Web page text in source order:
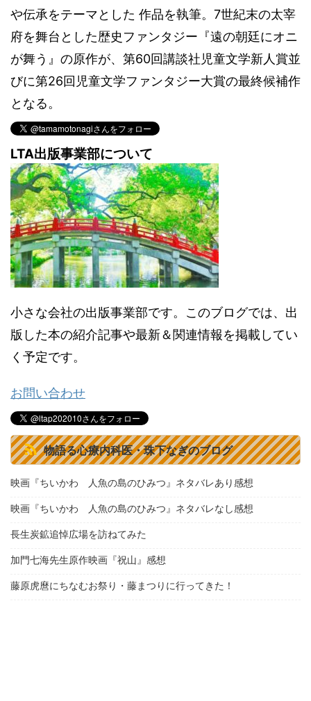
や伝承をテーマとした 作品を執筆。7世紀末の太宰
府を舞台とした歴史ファンタジー『遠の朝廷にオニ
が舞う』の原作が、第60回講談社児童文学新人賞並
びに第26回児童文学ファンタジー大賞の最終候補作
となる。
LTA出版事業部について
小さな会社の出版事業部です。このブログでは、出
版した本の紹介記事や最新＆関連情報を掲載してい
く予定です。
お問い合わせ
物語る心療内科医・珠下なぎのブログ
映画『ちいかわ 人魚の島のひみつ』ネタバレあり感想
映画『ちいかわ 人魚の島のひみつ』ネタバレなし感想
長生炭鉱追悼広場を訪ねてみた
加門七海先生原作映画『祝山』感想
藤原虎麿にちなむお祭り・藤まつりに行ってきた！